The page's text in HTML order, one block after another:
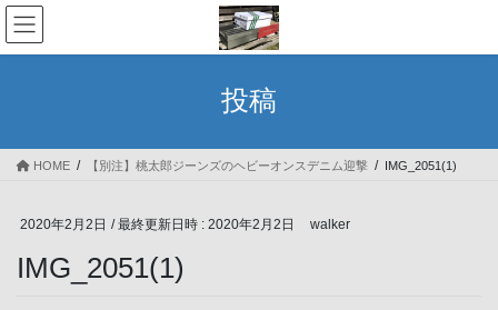
コ
ン
テ
ス
ナ
ビ
ゲ
ン
投稿
HOME 【別注】桃太郎ジーンズのヘビーオンスデニム迎撃 IMG_2051(1)
2020年2月2日 / 最終更新日時 : 2020年2月2日 walker
IMG_2051(1)